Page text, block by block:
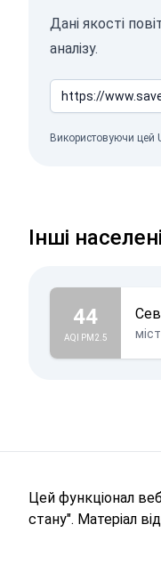
Дані якості
аналізу.
Використовуючи цей
Інші
44
AQI PM2.5
Цей функціонал
стану". Матеріал